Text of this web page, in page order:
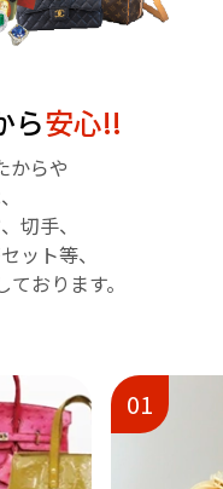
ら安心!!
からや
切手、
ット等、
おります。
02